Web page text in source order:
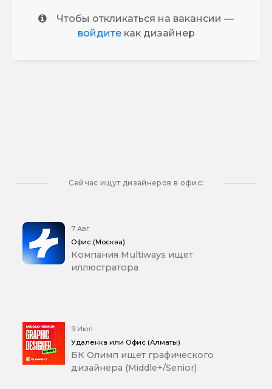
Чтобы откликаться на вакансии —
войдитекак дизайнер
Сейчас ищут дизайнеров в офис:
7 Авг
Офис (Москва)
Компания Multiways ищет
иллюстратора
9 Июл
Удаленка или Офис (Алматы)
БК Олимп ищет графического
дизайнера (Middle+/Senior)